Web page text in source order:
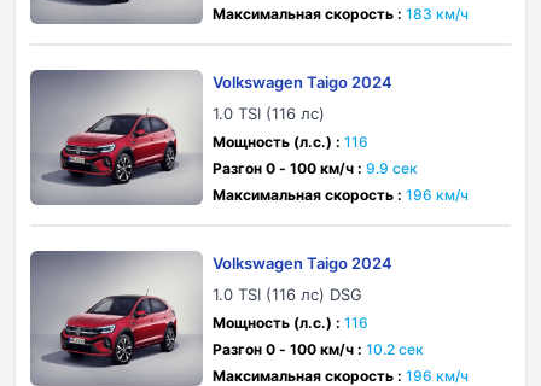
Максимальная скорость : 183 км/ч
Volkswagen Taigo 2024
1.0 TSI (116 лс)
Мощность (л.с.) : 116
Разгон 0 - 100 км/ч : 9.9 сек
Максимальная скорость : 196 км/ч
Volkswagen Taigo 2024
1.0 TSI (116 лс) DSG
Мощность (л.с.) : 116
Разгон 0 - 100 км/ч : 10.2 сек
Максимальная скорость : 196 км/ч